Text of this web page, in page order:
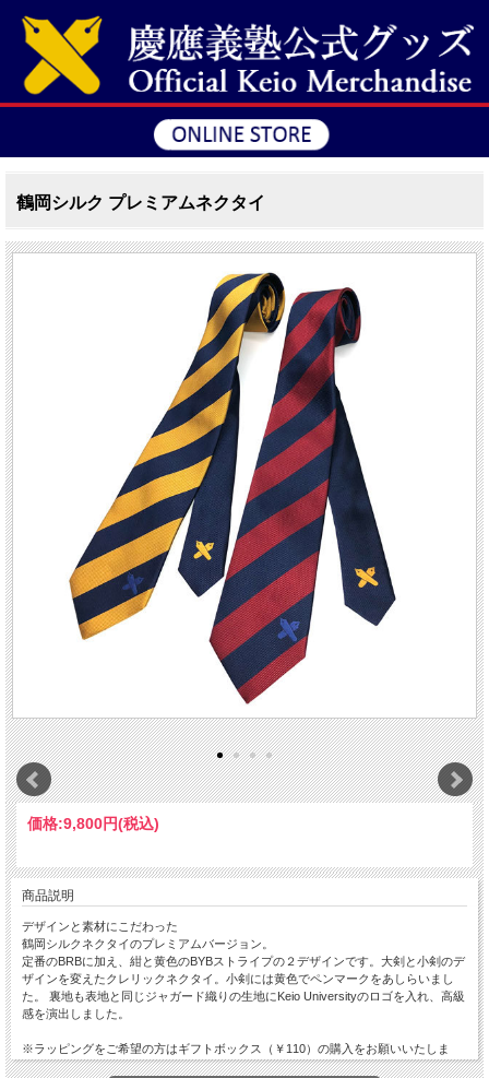
鶴岡シルク プレミアムネクタイ
価格:9,800円(税込)
商品説明
デザインと素材にこだわった
鶴岡シルクネクタイのプレミアムバージョン。
定番のBRBに加え、紺と黄色のBYBストライプの２デザインです。大剣と小剣のデ
ザインを変えたクレリックネクタイ。小剣には黄色でペンマークをあしらいまし
た。 裏地も表地と同じジャガード織りの生地にKeio Universityのロゴを入れ、高級
感を演出しました。
※ラッピングをご希望の方はギフトボックス（￥110）の購入をお願いいたしま
す。